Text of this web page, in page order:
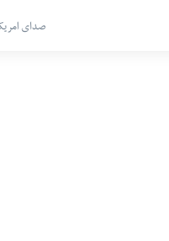
صدای